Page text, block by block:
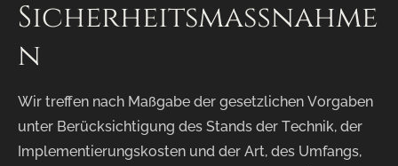
Sicherheitsmaßnahme
n
Wir treffen nach Maßgabe der gesetzlichen Vorgaben
unter Berücksichtigung des Stands der Technik, der
Implementierungskosten und der Art, des Umfangs,